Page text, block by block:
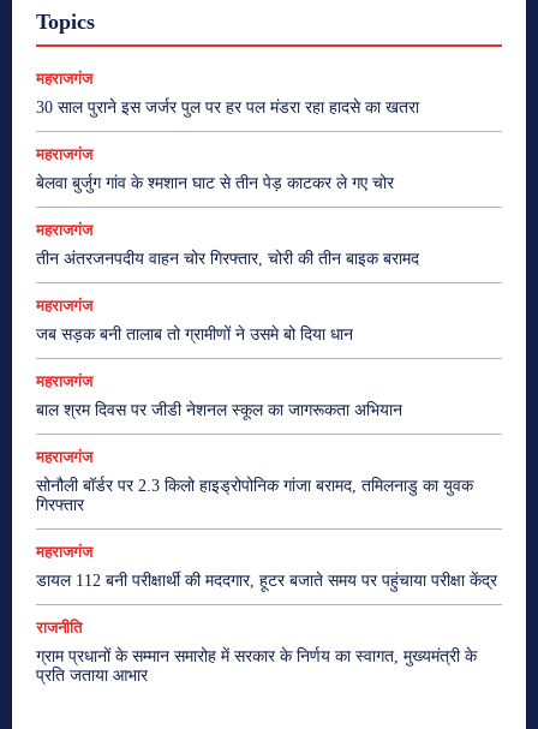
Topics
महराजगंज
30 साल पुराने इस जर्जर पुल पर हर पल मंडरा रहा हादसे का खतरा
महराजगंज
बेलवा बुर्जुग गांव के श्मशान घाट से तीन पेड़ काटकर ले गए चोर
महराजगंज
तीन अंतरजनपदीय वाहन चोर गिरफ्तार, चोरी की तीन बाइक बरामद
महराजगंज
जब सड़क बनी तालाब तो ग्रामीणों ने उसमे बो दिया धान
महराजगंज
बाल श्रम दिवस पर जीडी नेशनल स्कूल का जागरूकता अभियान
महराजगंज
सोनौली बॉर्डर पर 2.3 किलो हाइड्रोपोनिक गांजा बरामद, तमिलनाडु का युवक
गिरफ्तार
महराजगंज
डायल 112 बनी परीक्षार्थी की मददगार, हूटर बजाते समय पर पहुंचाया परीक्षा केंद्र
राजनीति
ग्राम प्रधानों के सम्मान समारोह में सरकार के निर्णय का स्वागत, मुख्यमंत्री के
प्रति जताया आभार